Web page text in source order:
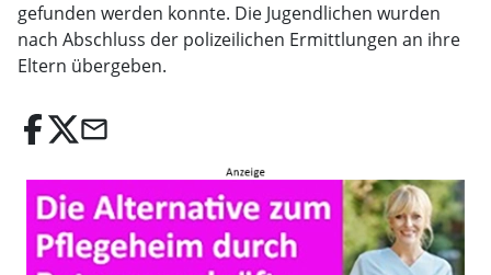
gefunden werden konnte. Die Jugendlichen wurden
nach Abschluss der polizeilichen Ermittlungen an ihre
Eltern übergeben.
email